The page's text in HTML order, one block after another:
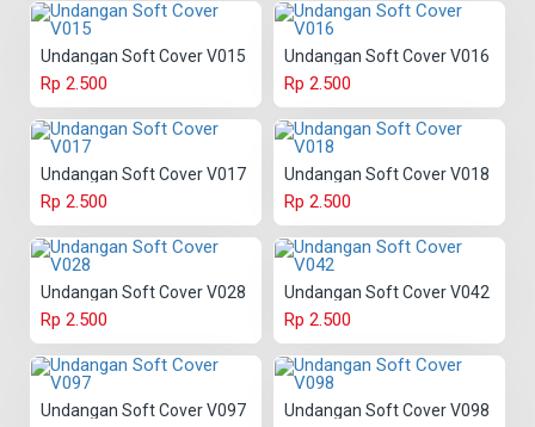
Undangan Soft Cover V015
Rp 2.500
Undangan Soft Cover V016
Rp 2.500
Undangan Soft Cover V017
Rp 2.500
Undangan Soft Cover V018
Rp 2.500
Undangan Soft Cover V028
Rp 2.500
Undangan Soft Cover V042
Rp 2.500
Undangan Soft Cover V097 Undangan Soft Cover V098